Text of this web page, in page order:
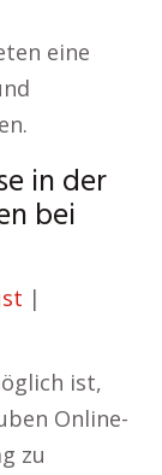
eine
in der
bei
|
ist,
Online-
zu